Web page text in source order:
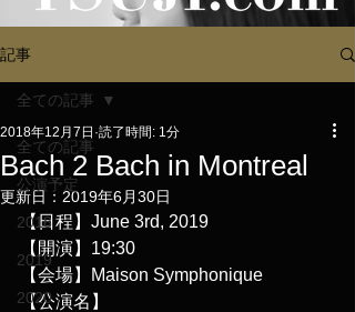
記事
全ての記事
公演予定
2018
2019
2020
全ての記事
Bach 2 Bach in Montreal
2018年12月7日 読了時間: 1分
更新日： 2019年6月30日
【日程】June 3rd, 2019
【開演】19:30
【会場】Maison Symphonique
【公演名】